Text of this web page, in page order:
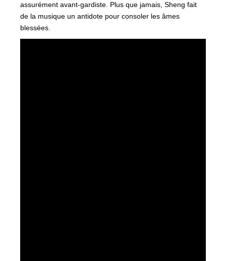
assurément avant-gardiste. Plus que jamais, Sheng fait
de la musique un antidote pour consoler les âmes
blessées.